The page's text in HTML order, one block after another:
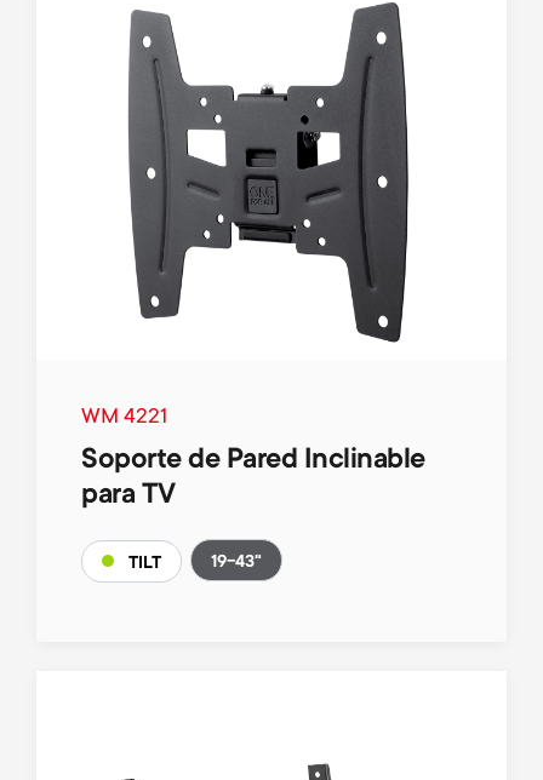
WM 4221
Soporte de Pared Inclinable
para TV
TILT 19-43"